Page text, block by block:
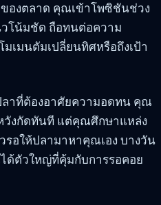
องตลาด คุณเข้าโพซิชันช่วง
โน้มชัด ถือทนต่อความ
เมนตัมเปลี่ยนทิศหรือถึงเป้า
าที่ต้องอาศัยความอดทน คุณ
วังกัดทันที แต่คุณศึกษาแหล่ง
รอให้ปลามาหาคุณเอง บางวัน
ด้ตัวใหญ่ที่คุ้มกับการรอคอย